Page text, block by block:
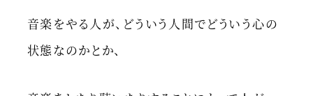
音楽をやる人が、どういう人間でどういう心の
状態なのかとか、